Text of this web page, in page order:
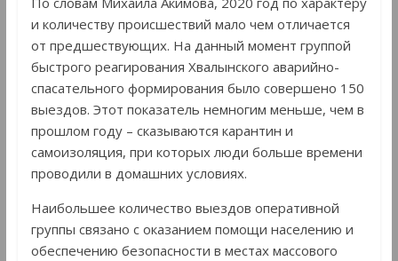
и количеству происшествий мало чем отличается
от предшествующих. На данный момент группой
быстрого реагирования Хвалынского аварийно-
спасательного формирования было совершено 150
выездов. Этот показатель немногим меньше, чем в
прошлом году – сказываются карантин и
самоизоляция, при которых люди больше времени
проводили в домашних условиях.
Наибольшее количество выездов оперативной
группы связано с оказанием помощи населению и
обеспечению безопасности в местах массового